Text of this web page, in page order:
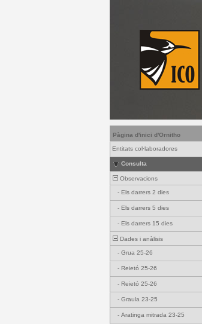
Pàgina d'inici d'Ornitho
Entitats col·laboradores
Consulta
Observacions
- Els darrers 2 dies
- Els darrers 5 dies
- Els darrers 15 dies
Dades i anàlisis
- Grua 25-26
- Reietó 25-26
- Reietó 25-26
- Graula 23-25
- Aratinga mitrada 23-25